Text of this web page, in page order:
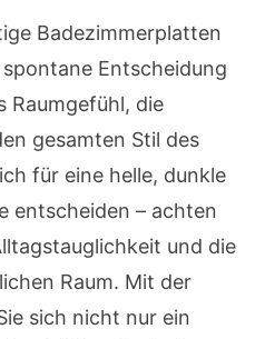
Badezimmerplatten
Entscheidung
Raumgefühl, die
gesamten Stil des
für eine helle, dunkle
entscheiden – achten
und die
Raum. Mit der
sich nicht nur ein